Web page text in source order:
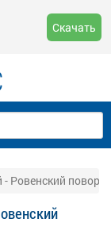
Скачать
- Ровенский поворот